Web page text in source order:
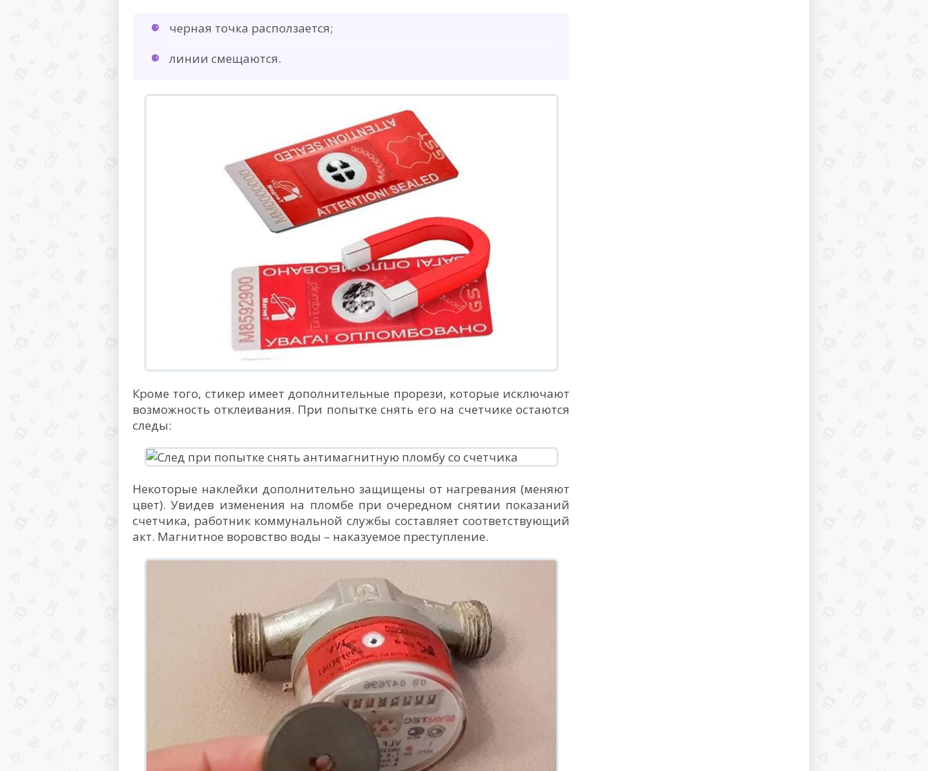
черная точка расползается;
линии смещаются.
Кроме того, стикер имеет дополнительные прорези, которые исключают
возможность отклеивания. При попытке снять его на счетчике остаются
следы:
Некоторые наклейки дополнительно защищены от нагревания (меняют
цвет). Увидев изменения на пломбе при очередном снятии показаний
счетчика, работник коммунальной службы составляет соответствующий
акт. Магнитное воровство воды – наказуемое преступление.